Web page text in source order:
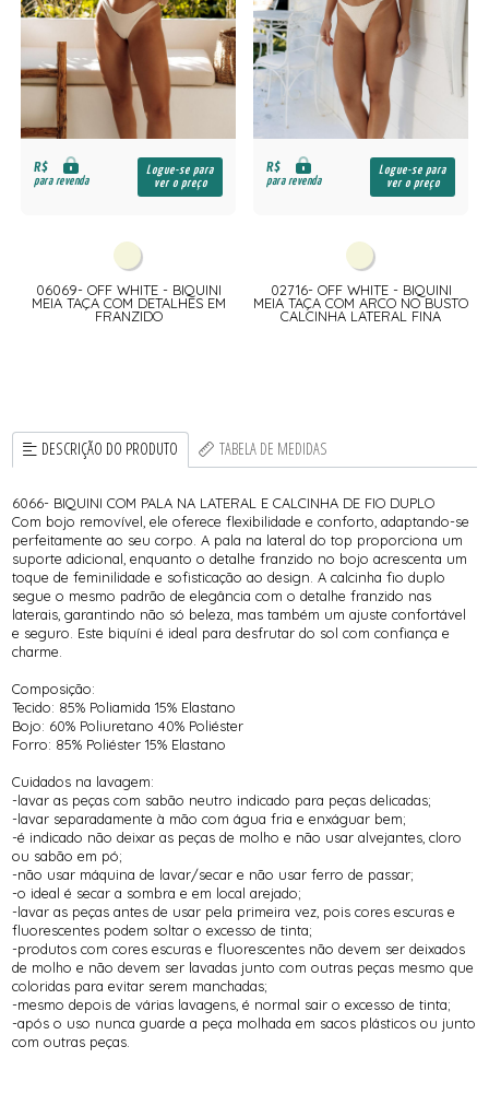
R$
para revenda
Logue-se para
ver o preço
06069- OFF WHITE - BIQUINI
MEIA TAÇA COM DETALHES EM
FRANZIDO
R$
para revenda
Logue-se para
ver o preço
02716- OFF WHITE - BIQUINI
MEIA TAÇA COM ARCO NO BUSTO
CALCINHA LATERAL FINA
DESCRIÇÃO DO PRODUTO TABELA DE MEDIDAS
6066- BIQUINI COM PALA NA LATERAL E CALCINHA DE FIO DUPLO
Com bojo removível, ele oferece flexibilidade e conforto, adaptando-se
perfeitamente ao seu corpo. A pala na lateral do top proporciona um
suporte adicional, enquanto o detalhe franzido no bojo acrescenta um
toque de feminilidade e sofisticação ao design. A calcinha fio duplo
segue o mesmo padrão de elegância com o detalhe franzido nas
laterais, garantindo não só beleza, mas também um ajuste confortável
e seguro. Este biquíni é ideal para desfrutar do sol com confiança e
charme.
Composição:
Tecido: 85% Poliamida 15% Elastano
Bojo: 60% Poliuretano 40% Poliéster
Forro: 85% Poliéster 15% Elastano
Cuidados na lavagem:
-lavar as peças com sabão neutro indicado para peças delicadas;
-lavar separadamente à mão com água fria e enxáguar bem;
-é indicado não deixar as peças de molho e não usar alvejantes, cloro
ou sabão em pó;
-não usar máquina de lavar/secar e não usar ferro de passar;
-o ideal é secar a sombra e em local arejado;
-lavar as peças antes de usar pela primeira vez, pois cores escuras e
fluorescentes podem soltar o excesso de tinta;
-produtos com cores escuras e fluorescentes não devem ser deixados
de molho e não devem ser lavadas junto com outras peças mesmo que
coloridas para evitar serem manchadas;
-mesmo depois de várias lavagens, é normal sair o excesso de tinta;
-após o uso nunca guarde a peça molhada em sacos plásticos ou junto
com outras peças.